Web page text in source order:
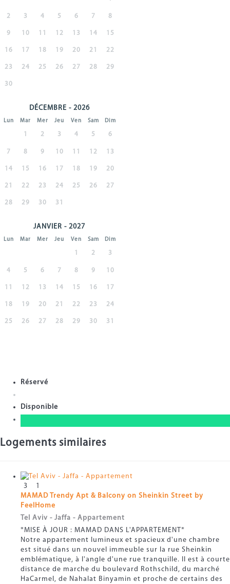
2 3 4 5 6 7 8
9 10 11 12 13 14 15
16 17 18 19 20 21 22
23 24 25 26 27 28 29
30
DÉCEMBRE - 2026
Lun Mar Mer Jeu Ven Sam Dim
1 2 3 4 5 6
7 8 9 10 11 12 13
14 15 16 17 18 19 20
21 22 23 24 25 26 27
28 29 30 31
JANVIER - 2027
Lun Mar Mer Jeu Ven Sam Dim
1 2 3
4 5 6 7 8 9 10
11 12 13 14 15 16 17
18 19 20 21 22 23 24
25 26 27 28 29 30 31
Réservé
Disponible
Logements similaires
3
1
MAMAD Trendy Apt & Balcony on Sheinkin Street by
FeelHome
Tel Aviv - Jaffa - Appartement
*MISE À JOUR : MAMAD DANS L'APPARTEMENT*
Notre appartement lumineux et spacieux d'une chambre
est situé dans un nouvel immeuble sur la rue Sheinkin
emblématique, à l'angle d'une rue tranquille. Il est à courte
distance de marche du boulevard Rothschild, du marché
HaCarmel, de Nahalat Binyamin et proche de certains des